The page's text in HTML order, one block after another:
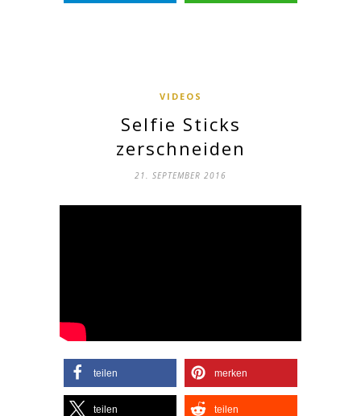
VIDEOS
Selfie Sticks
zerschneiden
21. SEPTEMBER 2016
teilen merken
teilen teilen